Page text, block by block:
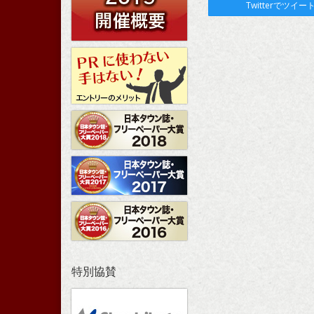
Twitterでツイー
特別協賛